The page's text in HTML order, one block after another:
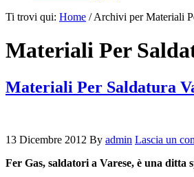
Ti trovi qui: Home /Archivi per Materiali
Materiali Per
Materiali Per Saldatura
13 Dicembre 2012 By admin Lascia un
Fer Gas, saldatori a Varese, è una ditta